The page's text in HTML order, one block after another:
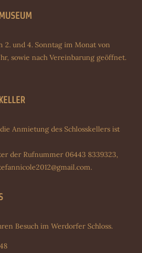
2. und 4. Sonntag im Monat von
sowie nach Vereinbarung geöffnet.
Anmietung des Schlosskellers ist
der Rufnummer 06443 8339323,
.
Besuch im Werdorfer Schloss.